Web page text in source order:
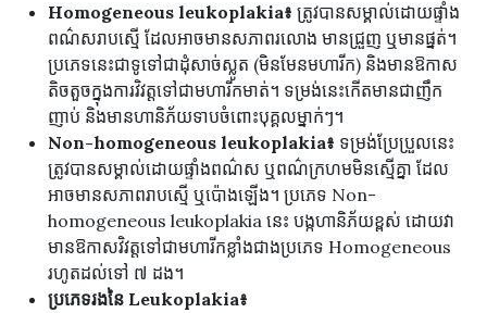
Homogeneous leukoplakia៖ ត្រូវបានសម្គាល់ដោយផ្ទាំង
ពណ៌សរាបស្មើ ដែលអាចមានសភាពរលោង មានជ្រួញ ឬមានផ្នត់។
ប្រភេទនេះជាទូទៅជាដុំសាច់ស្លូត (មិនមែនមហារីក) និងមានឱកាស
តិចតួចក្នុងការវិវត្តទៅជាមហារីកមាត់។ ទម្រង់នេះកើតមានជាញឹក
ញាប់ និងមានហានិភ័យទាបចំពោះបុគ្គលម្នាក់ៗ។
Non-homogeneous leukoplakia៖ ទម្រង់ប្រែប្រួលនេះ
ត្រូវបានសម្គាល់ដោយផ្ទាំងពណ៌ស ឬពណ៌ក្រហមមិនស្មើគ្នា ដែល
អាចមានសភាពរាបស្មើ ឬប៉ោងឡើង។ ប្រភេទ Non-
homogeneous leukoplakia នេះ បង្កហានិភ័យខ្ពស់ ដោយវា
មានឱកាសវិវត្តទៅជាមហារីកខ្លាំងជាងប្រភេទ Homogeneous
រហូតដល់ទៅ ៧ ដង។
ប្រភេទរងនៃ Leukoplakia៖